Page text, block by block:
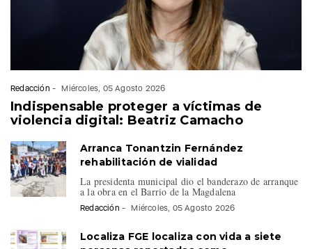
Redacción- Miércoles, 05 Agosto 2026
Indispensable proteger a víctimas de
violencia digital: Beatriz Camacho
Arranca Tonantzin Fernández
rehabilitación de vialidad
La presidenta municipal dio el banderazo de arranque
a la obra en el Barrio de la Magdalena